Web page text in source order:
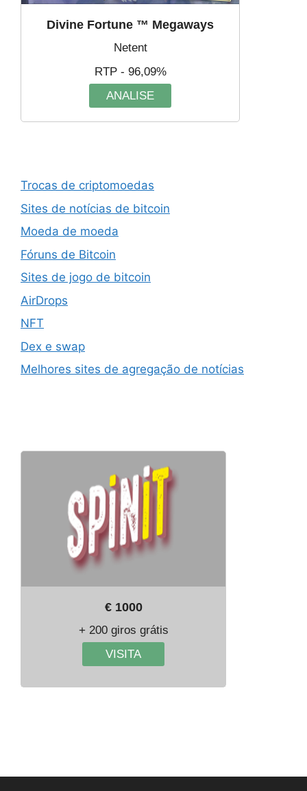
Divine Fortune ™ Megaways
Netent
RTP - 96,09%
ANALISE
Trocas de criptomoedas
Sites de notícias de bitcoin
Moeda de moeda
Fóruns de Bitcoin
Sites de jogo de bitcoin
AirDrops
NFT
Dex e swap
Melhores sites de agregação de notícias
€ 1000
+ 200 giros grátis
VISITA